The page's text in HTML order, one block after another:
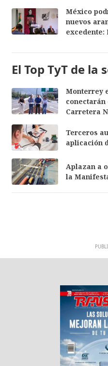
México
nuevos
excedente:
El Top TyT de la
Monterrey
Carretera
Terceros
aplicación
Aplazan a
la